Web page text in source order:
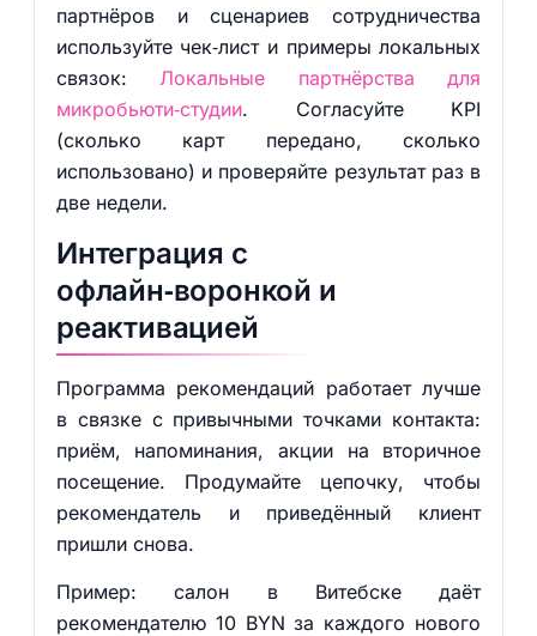
партнёров и сценариев сотрудничества
используйте чек‑лист и примеры локальных
связок:Локальные партнёрства для
микробьюти‑студии. Согласуйте KPI
(сколько карт передано, сколько
использовано) и проверяйте результат раз в
две недели.
Интеграция с
офлайн‑воронкой и
реактивацией
Программа рекомендаций работает лучше
в связке с привычными точками контакта:
приём, напоминания, акции на вторичное
посещение. Продумайте цепочку, чтобы
рекомендатель и приведённый клиент
пришли снова.
Пример: салон в Витебске даёт
рекомендателю 10 BYN за каждого нового